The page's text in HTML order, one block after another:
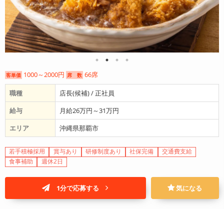
客単価 1000～2000円 席 数 66席
職種
店長(候補) / 正社員
給与
月給26万円～31万円
エリア
沖縄県那覇市
若手積極採用 賞与あり 研修制度あり 社保完備
交通費支給
食事補助
週休2日
1分で応募する 気になる